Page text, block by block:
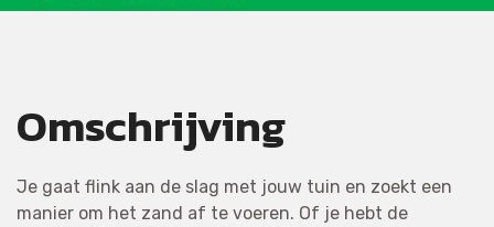
Omschrijving
Je gaat flink aan de slag met jouw tuin en zoekt een
manier om het zand af te voeren. Of je hebt de